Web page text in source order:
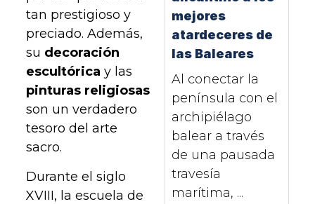
tan prestigioso y
preciado. Además,
su decoración
escultórica y las
pinturas religiosas
son un verdadero
tesoro del arte
sacro.
Durante el siglo
XVIII, la escuela de
mejores
atardeceres de
las Baleares
Al conectar la
península con el
archipiélago
balear a través
de una pausada
travesía
marítima, ...